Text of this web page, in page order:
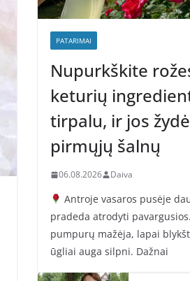
PATARIMAI
Nupurkškite
keturių
tirpalu, ir jos
pirmųjų šalnų
06.08.2026 Daiva
Antroje vasaros pusėje
pradeda atrodyti
pumpurų mažėja, lapai
ūgliai auga silpni. Dažnai